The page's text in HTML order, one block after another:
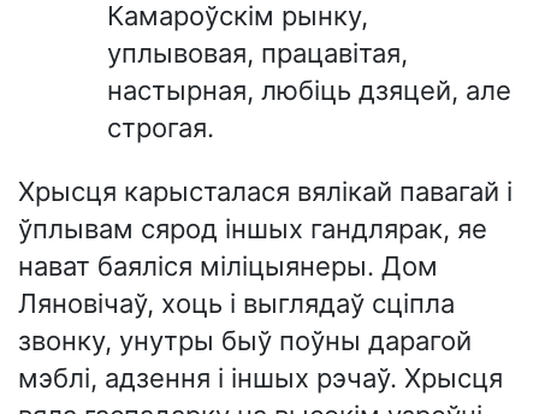
Камароўскім рынку,
уплывовая, працавітая,
настырная, любіць дзяцей, але
строгая.
Хрысця карысталася вялікай павагай і
ўплывам сярод іншых гандлярак, яе
нават баяліся міліцыянеры. Дом
Ляновічаў, хоць і выглядаў сціпла
звонку, унутры быў поўны дарагой
мэблі, адзення і іншых рэчаў. Хрысця